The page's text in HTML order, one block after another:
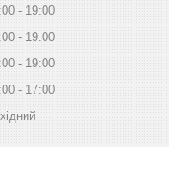
19:00
19:00
19:00
17:00